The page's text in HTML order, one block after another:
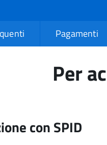
Pagamenti
Per
con SPID